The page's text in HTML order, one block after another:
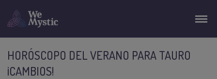
HORÓSCOPO DEL VERANO PARA TAURO
¡CAMBIOS!